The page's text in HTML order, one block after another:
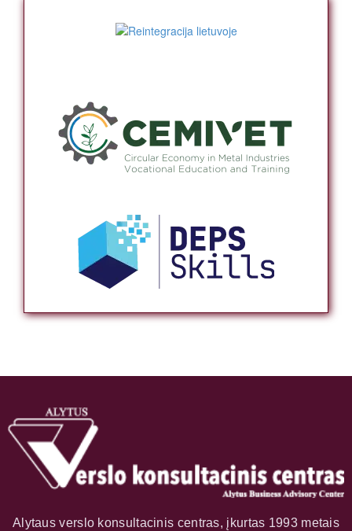
Alytaus verslo konsultacinis centras, įkurtas 1993 metais